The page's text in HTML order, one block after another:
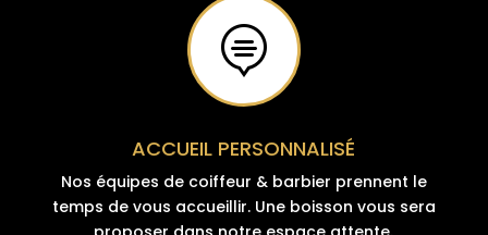

ACCUEIL PERSONNALISÉ
Nos équipes de coiffeur & barbier prennent le
temps de vous accueillir. Une boisson vous sera